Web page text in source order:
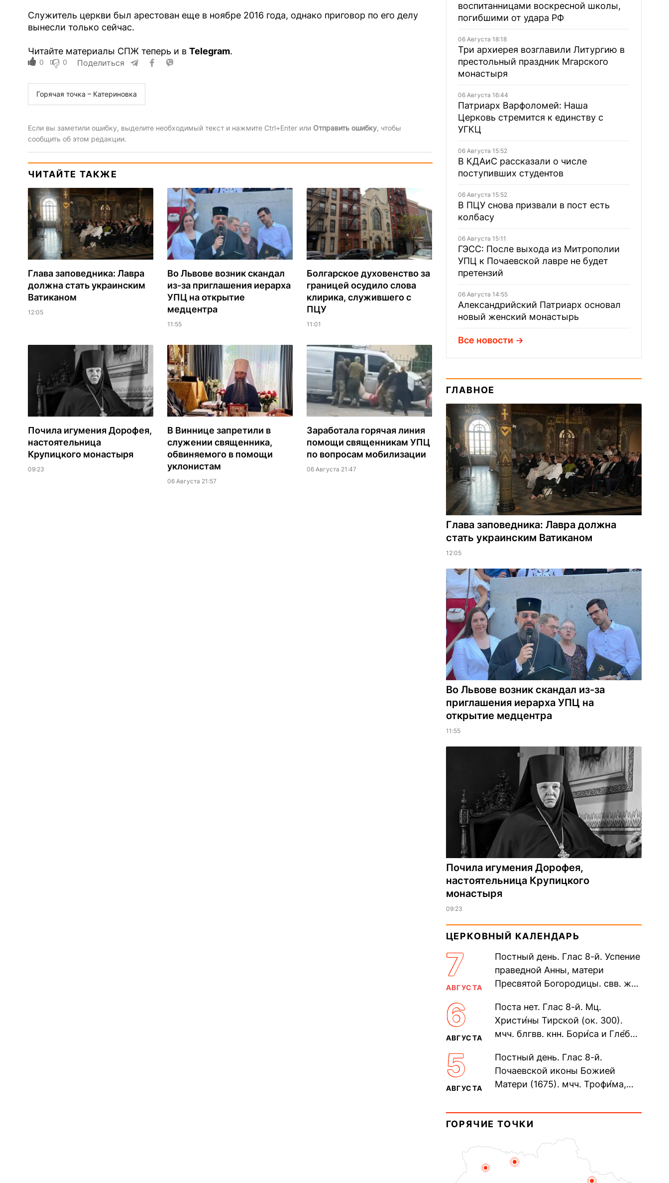
Служитель церкви был арестован еще в ноябре 2016 года, однако приговор по его делу
вынесли только сейчас.
Читайте материалы СПЖ теперь и в Telegram.
0 0 Поделиться
Горячая точка – Катериновка
Если вы заметили ошибку, выделите необходимый текст и нажмите Ctrl+Enter или Отправить ошибку, чтобы
сообщить об этом редакции.
ЧИТАЙТЕ ТАКЖЕ
Глава заповедника: Лавра
должна стать украинским
Ватиканом
12:05
Во Львове возник скандал
из-за приглашения иерарха
УПЦ на открытие
медцентра
11:55
Болгарское духовенство за
границей осудило слова
клирика, служившего с
ПЦУ
11:01
Почила игумения Дорофея,
настоятельница
Крупицкого монастыря
09:23
В Виннице запретили в
служении священника,
обвиняемого в помощи
уклонистам
06 Августа 21:57
Заработала горячая линия
помощи священникам УПЦ
по вопросам мобилизации
06 Августа 21:47
воспитанницами воскресной школы,
погибшими от удара РФ
06 Августа 18:18
Три архиерея возглавили Литургию в
престольный праздник Мгарского
монастыря
06 Августа 16:44
Патриарх Варфоломей: Наша
Церковь стремится к единству с
УГКЦ
06 Августа 15:52
В КДАиС рассказали о числе
поступивших студентов
06 Августа 15:52
В ПЦУ снова призвали в пост есть
колбасу
06 Августа 15:11
ГЭСС: После выхода из Митрополии
УПЦ к Почаевской лавре не будет
претензий
06 Августа 14:55
Александрийский Патриарх основал
новый женский монастырь
Все новости
ГЛАВНОЕ
Глава заповедника: Лавра должна
стать украинским Ватиканом
12:05
Во Львове возник скандал из-за
приглашения иерарха УПЦ на
открытие медцентра
11:55
Почила игумения Дорофея,
настоятельница Крупицкого
монастыря
09:23
ЦЕРКОВНЫЙ КАЛЕНДАРЬ
7
АВГУСТА
Постный день. Глас 8-й. Успение
праведной Анны, матери
Пресвятой Богородицы. свв. жен
прп. Евпракси́и девы,...
6
АВГУСТА
Поста нет. Глас 8-й. Мц.
Христи́ны Тирской (ок. 300).
мчч. блгвв. кнн. Бори́са и Гле́ба,
Дави́да (1015). Прп....
5
АВГУСТА
Постный день. Глас 8-й.
Почаевской иконы Божией
Матери (1675). мчч. Трофи́ма,
мучеников (284–305). прав.
воина Фео́дора...
ГОРЯЧИЕ ТОЧКИ